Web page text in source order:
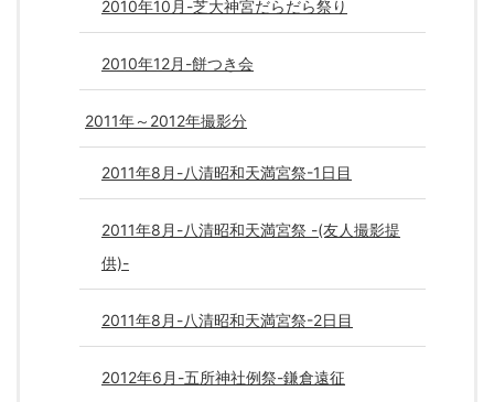
2010年10月-芝大神宮だらだら祭り
2010年12月-餅つき会
2011年～2012年撮影分
2011年8月-八清昭和天満宮祭-1日目
2011年8月-八清昭和天満宮祭 -(友人撮影提
供)-
2011年8月-八清昭和天満宮祭-2日目
2012年6月-五所神社例祭-鎌倉遠征